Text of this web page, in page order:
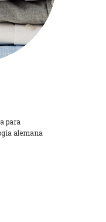
para
alemana